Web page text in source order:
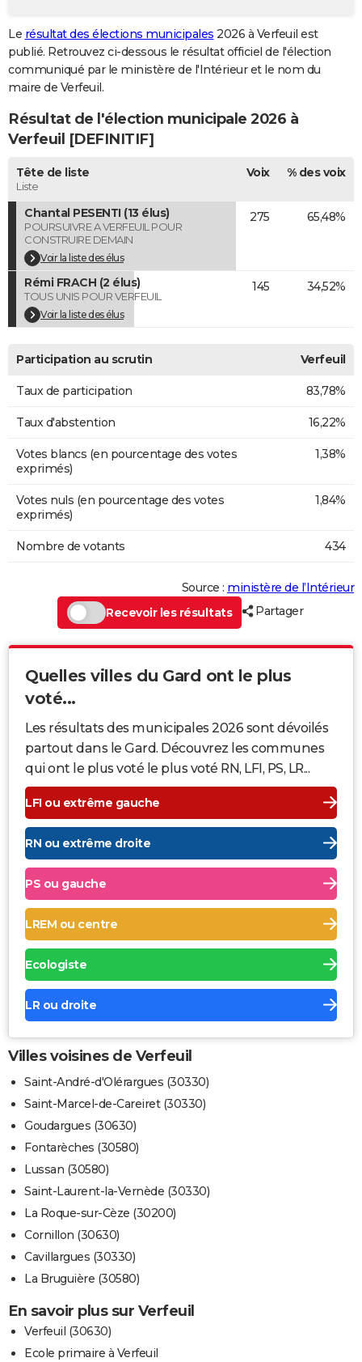
GUIDES D'ACHAT
BONS PLANS
CARTE DE VOEUX
Carte de Noël
Carte Bonne année
Carte Saint-Valentin
Carte Pâques
Carte d'anniversaire
DICTIONNAIRE
Dictionnaire
Biographies
Citations
Expressions
Proverbes
PROGRAMME TV
COPAINS D'AVANT
S'inscrire
Se connecter
Lycées
Collèges
Primaires
Universités
Entreprises
Service militaire
Avis de recherche
AVIS DE DÉCÈS
FORUM
Bricolage
Lifestyle
Culture
Sport
Auto
Television
Voyage
Cinema
Le résultat des élections municipales 2026 à Verfeuil est
publié. Retrouvez ci-dessous le résultat officiel de l'élection
communiqué par le ministère de l'Intérieur et le nom du
maire de Verfeuil.
Résultat de l'élection municipale 2026 à
Verfeuil [DEFINITIF]
Tête de liste
Liste
Voix % des voix
Chantal PESENTI (13 élus)
POURSUIVRE A VERFEUIL POUR
CONSTRUIRE DEMAIN
Voir la liste des élus
275 65,48%
Rémi FRACH (2 élus)
TOUS UNIS POUR VERFEUIL
Voir la liste des élus
145 34,52%
Participation au scrutin Verfeuil
Taux de participation 83,78%
Taux d'abstention 16,22%
Votes blancs (en pourcentage des votes
exprimés)
1,38%
Votes nuls (en pourcentage des votes
exprimés)
1,84%
Nombre de votants 434
Source : ministère de l’Intérieur
Recevoir les résultats
Partager
Quelles villes du Gard ont le plus
voté...
Les résultats des municipales 2026 sont dévoilés
partout dans le Gard. Découvrez les communes
qui ont le plus voté le plus voté RN, LFI, PS, LR...
LFI ou extrême gauche
RN ou extrême droite
PS ou gauche
LREM ou centre
Ecologiste
LR ou droite
Villes voisines de Verfeuil
Saint-André-d'Olérargues (30330)
Saint-Marcel-de-Careiret (30330)
Goudargues (30630)
Fontarèches (30580)
Lussan (30580)
Saint-Laurent-la-Vernède (30330)
La Roque-sur-Cèze (30200)
Cornillon (30630)
Cavillargues (30330)
La Bruguière (30580)
En savoir plus sur Verfeuil
Verfeuil (30630)
Ecole primaire à Verfeuil